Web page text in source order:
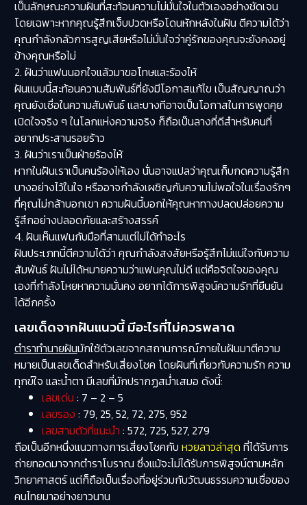
เป็นลักษณะความฝันที่สะท้อนความไม่มั่นใจในตัวเองอย่างชัดเจน
โดยเฉพาะหากคุณรู้สึกเจ็บปวดหรือโดนหักหลังในฝัน ตีความได้ว่า
คุณกำลังกลัวการสูญเสียหรือไม่มั่นใจว่าคู่รักของคุณจะยังคงอยู่
ข้างคุณหรือไม่
2. ฝันว่าแฟนนอกใจแล้วมาขอโทษและร้องไห้
ฝันแบบนี้สะท้อนความสัมพันธ์ที่ยังมีโอกาสแก้ไข เป็นสัญญาณว่า
คุณยังเชื่อในความสัมพันธ์ และบางทีอาจเป็นโอกาสในการพูดคุย
เปิดใจจริง ๆ ในโลกแห่งความจริง ก็ถือเป็นลางที่ดีสำหรับคนที่
อยากประสานรอยร้าว
3. ฝันว่าเราเป็นฝ่ายร้องไห้
หากในฝันเราเป็นคนร้องไห้เอง นั่นอาจแปลว่าคุณเก็บกดความรู้สึก
บางอย่างไว้ในใจ หรืออาจกำลังเผชิญกับความไม่พอใจในเรื่องรักๆ
ที่คุณไม่กล้าบอกเขา ความฝันนี้บอกให้คุณหาทางปลดปล่อยความ
รู้สึกอย่างปลอดภัยและสร้างสรรค์
4. ฝันเห็นแฟนกับมือที่สามแต่ไม่ได้ทำอะไร
ฝันประเภทนี้ตีความได้ว่า คุณกำลังสงสัยหรือรู้สึกไม่แน่ใจกับความ
สัมพันธ์ ฝันไม่ได้หมายความว่าแฟนคุณไม่ดี แต่คือจิตใจของคุณ
เองที่กำลังโหยหาความมั่นคง อยากได้การพิสูจน์ความรักที่ยืนยัน
ได้อีกครั้ง
เลขเด็ดจากฝันแนวนี้ มีอะไรที่ไม่ควรพลาด
ตำราทำนายฝันมักใช้ตัวเลขจากสถานการณ์ภายในฝันมาตีความ
หมายเป็นเลขเด็ดสำหรับเสี่ยงโชค โดยฝันที่เกี่ยวกับความรัก ความ
ทุกข์ใจ และน้ำตา มีเลขที่มักปรากฏสม่ำเสมอ ดังนี้:
เลขเด่น : 7 – 2 – 5
เลขรอง : 79, 25, 52, 72, 275, 952
เลขสามตัวที่แนะนำ : 572, 725, 527, 279
ถือเป็นอีกหนึ่งแนวทางการเสี่ยงโชคกับ หวยลาวล่าสุด ที่ได้รับการ
ถ่ายทอดมาจากตำราโบราณ ซึ่งแม้จะไม่ได้รับการพิสูจน์ตามหลัก
วิทยาศาสตร์ แต่ก็ถือเป็นเรื่องที่อยู่ร่วมกับวัฒนธรรมความเชื่อของ
คนไทยมาอย่างยาวนาน